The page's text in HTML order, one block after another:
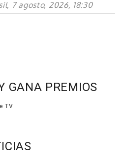
7 agosto, 2026, 18:30
GANA PREMIOS